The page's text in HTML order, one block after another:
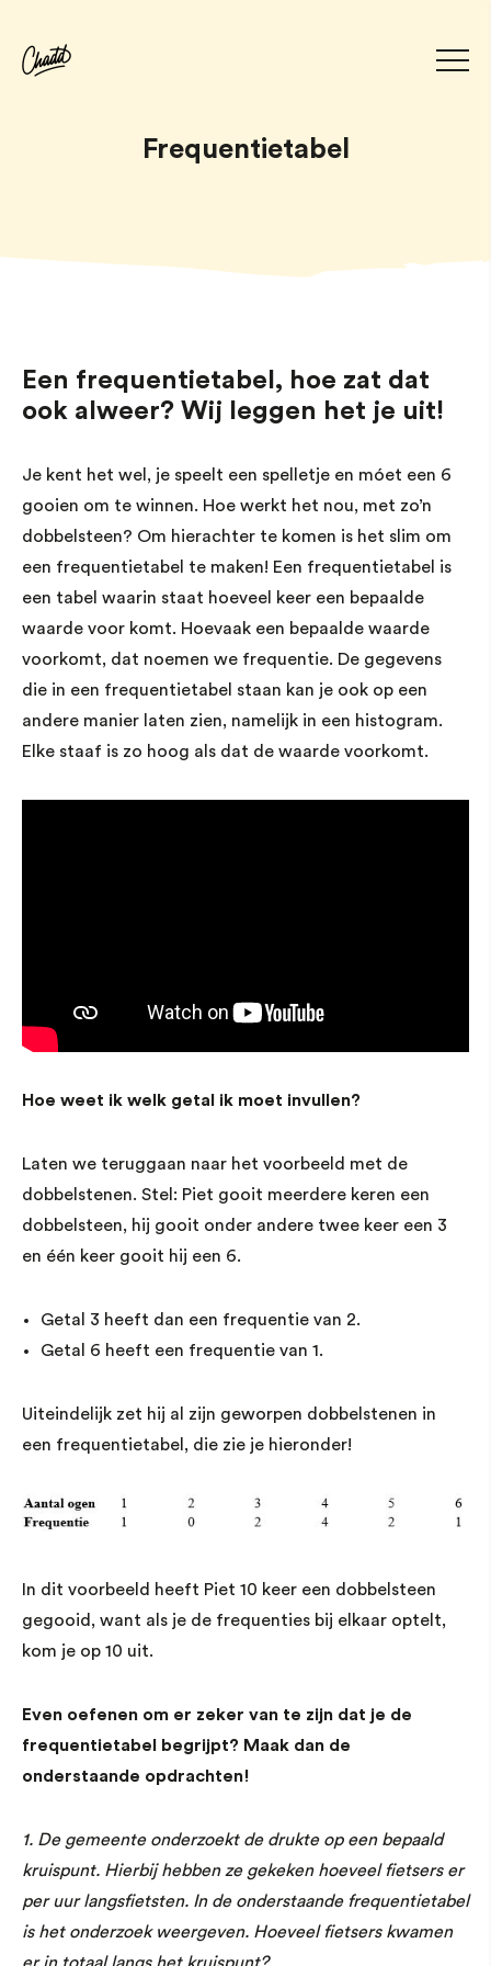
Frequentietabel
Een frequentietabel, hoe zat dat
ook alweer? Wij leggen het je uit!
Je kent het wel, je speelt een spelletje en móet een 6
gooien om te winnen. Hoe werkt het nou, met zo’n
dobbelsteen? Om hierachter te komen is het slim om
een frequentietabel te maken! Een frequentietabel is
een tabel waarin staat hoeveel keer een bepaalde
waarde voor komt. Hoevaak een bepaalde waarde
voorkomt, dat noemen we frequentie. De gegevens
die in een frequentietabel staan kan je ook op een
andere manier laten zien, namelijk in een histogram.
Elke staaf is zo hoog als dat de waarde voorkomt.
Hoe weet ik welk getal ik moet invullen?
Laten we teruggaan naar het voorbeeld met de
dobbelstenen. Stel: Piet gooit meerdere keren een
dobbelsteen, hij gooit onder andere twee keer een 3
en één keer gooit hij een 6.
Getal 3 heeft dan een frequentie van 2.
Getal 6 heeft een frequentie van 1.
Uiteindelijk zet hij al zijn geworpen dobbelstenen in
een frequentietabel, die zie je hieronder!
In dit voorbeeld heeft Piet 10 keer een dobbelsteen
gegooid, want als je de frequenties bij elkaar optelt,
kom je op 10 uit.
Even oefenen om er zeker van te zijn dat je de
frequentietabel begrijpt? Maak dan de
onderstaande opdrachten!
1. De gemeente onderzoekt de drukte op een bepaald
kruispunt. Hierbij hebben ze gekeken hoeveel fietsers er
per uur langsfietsten. In de onderstaande frequentietabel
is het onderzoek weergeven. Hoeveel fietsers kwamen